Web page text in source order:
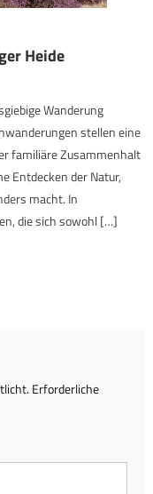
Heide
Wanderung
stellen eine
familiäre Zusammenhalt
Entdecken der Natur,
macht. In
die sich sowohl […]
Erforderliche